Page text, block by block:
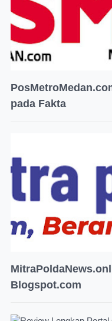
pada Fakta
Blogspot.com